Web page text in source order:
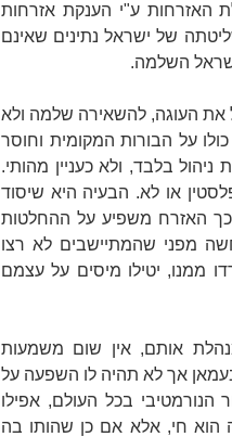
האזרחות ע"י הענקת אזרחות
של ישראל נתינים שאינם
השלמה.
את העוגה, להשאירה שלמה ולא
על הבורות המקומית וחוסר
בלבד, ולא כעניין מהותי.
או לא. הבעיה היא שיסוד
האזרח משפיע על ההחלטות
מפני שהמתיישבים לא רצו
ממנו, יטילו מיסים על עצמם
אותם, אין שום משמעות
בעמאן אך לא תהיה לו השפעה על
בכל העולם, אפילו
הוא חי, אלא אם כן שהותו בה